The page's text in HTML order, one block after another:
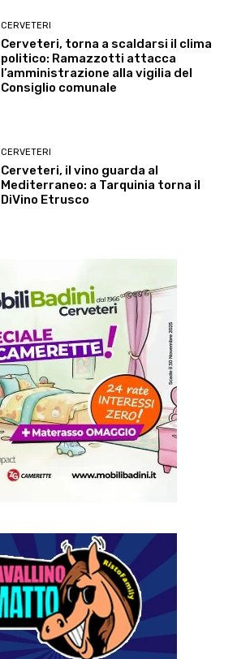
CERVETERI
Cerveteri, torna a scaldarsi il clima
politico: Ramazzotti attacca
l’amministrazione alla vigilia del
Consiglio comunale
CERVETERI
Cerveteri, il vino guarda al
Mediterraneo: a Tarquinia torna il
DiVino Etrusco